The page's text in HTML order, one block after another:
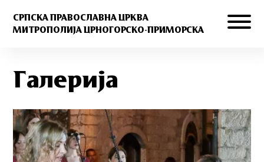
СРПСКА ПРАВОСЛАВНА ЦРКВА
МИТРОПОЛИЈА ЦРНОГОРСКО-ПРИМОРСКА
Галерија